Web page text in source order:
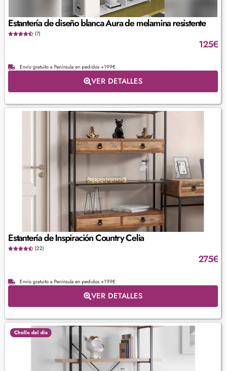
Estantería de diseño blanca Aura de melamina resistente
(7)
125€
Envío gratuito a Península en pedidos +199€
VER DETALLES
Estantería de Inspiración Country Celia
(22)
275€
Envío gratuito a Península en pedidos +199€
VER DETALLES
Chollo del día